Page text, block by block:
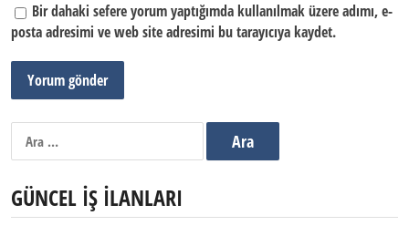
Bir dahaki sefere yorum yaptığımda kullanılmak üzere adımı, e-
posta adresimi ve web site adresimi bu tarayıcıya kaydet.
GÜNCEL İŞ İLANLARI